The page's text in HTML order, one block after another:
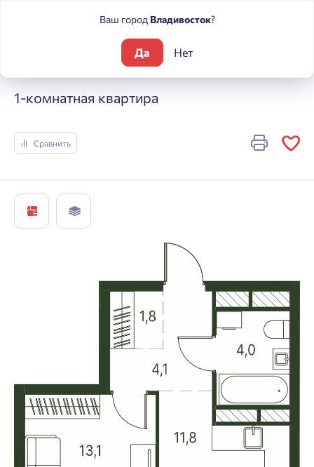
Погода
1-комнатная квартира
Сравнить
Ваш город Владивосток?
Да Нет